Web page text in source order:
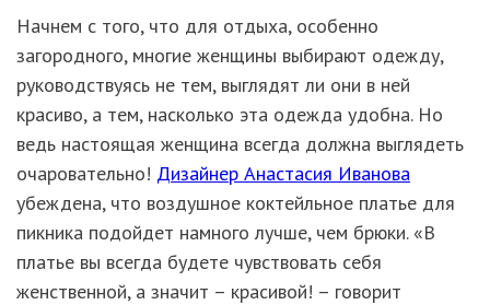
Начнем с того, что для отдыха, особенно
загородного, многие женщины выбирают одежду,
руководствуясь не тем, выглядят ли они в ней
красиво, а тем, насколько эта одежда удобна. Но
ведь настоящая женщина всегда должна выглядеть
очаровательно! Дизайнер Анастасия Иванова
убеждена, что воздушное коктейльное платье для
пикника подойдет намного лучше, чем брюки. «В
платье вы всегда будете чувствовать себя
женственной, а значит – красивой! – говорит